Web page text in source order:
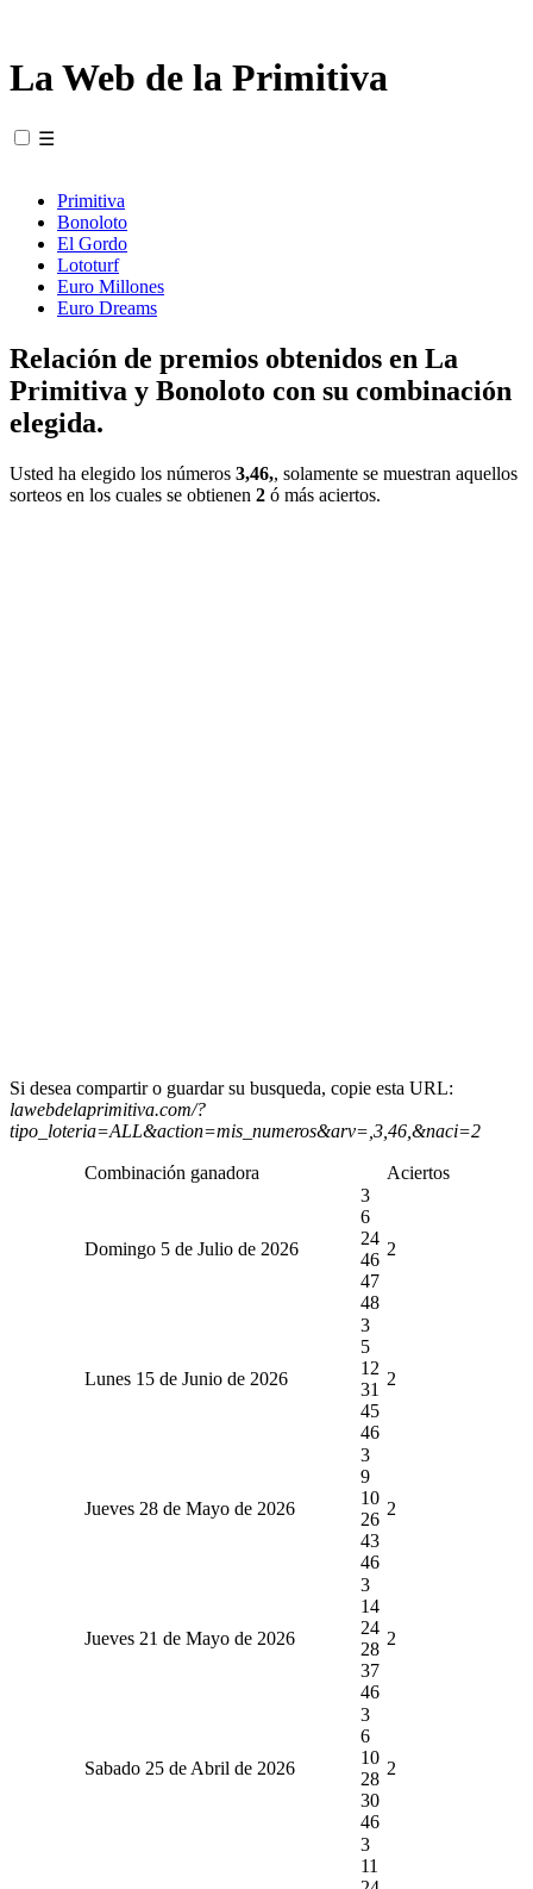
La Web de la Primitiva
☰
Primitiva
Bonoloto
El Gordo
Lototurf
Euro Millones
Euro Dreams
Relación de premios obtenidos en La
Primitiva y Bonoloto con su combinación
elegida.
Usted ha elegido los números 3,46,, solamente se muestran aquellos
sorteos en los cuales se obtienen 2 ó más aciertos.
Si desea compartir o guardar su busqueda, copie esta URL:
lawebdelaprimitiva.com/?
tipo_loteria=ALL&action=mis_numeros&arv=,3,46,&naci=2
Combinación ganadora Aciertos
Domingo 5 de Julio de 2026
3
6
24
46
47
48
2
Lunes 15 de Junio de 2026
3
5
12
31
45
46
2
Jueves 28 de Mayo de 2026
3
9
10
26
43
46
2
Jueves 21 de Mayo de 2026
3
14
24
28
37
46
2
Sabado 25 de Abril de 2026
3
6
10
28
30
46
2
3
11